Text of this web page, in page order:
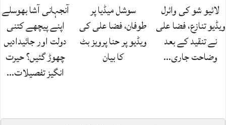
لائیو شو کی وائرل
ویڈیو تنازع، فضا علی
نے تنقید کے بعد
وضاحت جاری…
سوشل میڈیا پر
طوفان، فضا علی کی
ویڈیو پر حنا پرویز بٹ
کا بیان
آنجہانی آشا بھوسلے
اپنے پیچھے کتنی
دولت اور جائیدادیں
چھوڑ گئیں؟ حیرت
انگیز تفصیلات…